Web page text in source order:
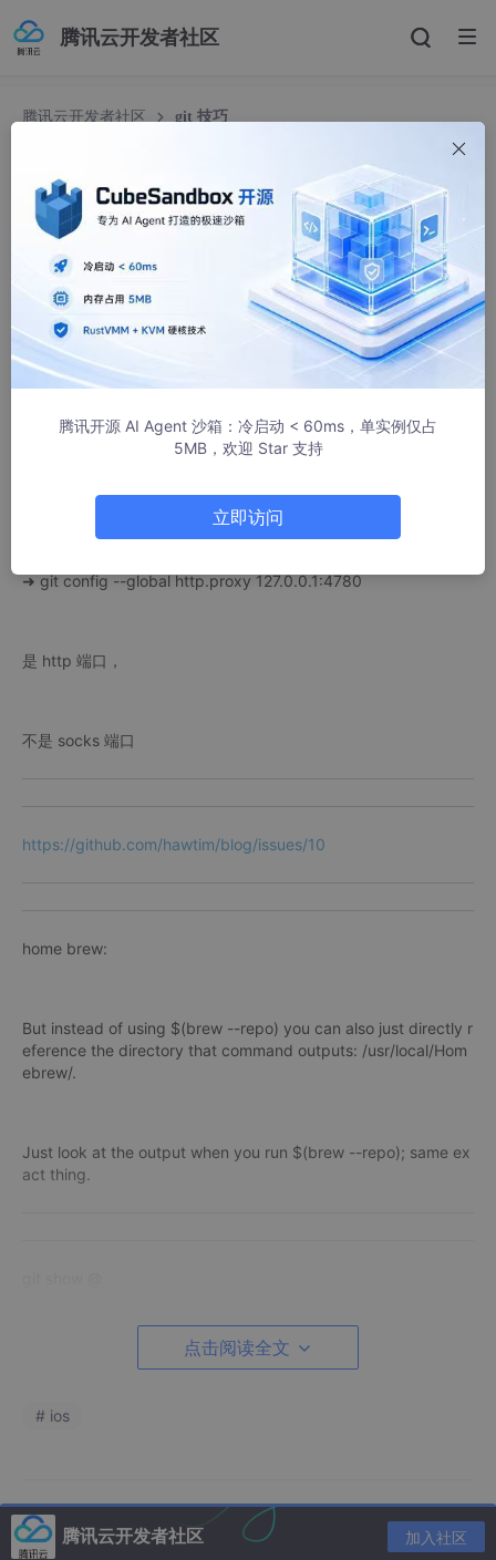
腾讯云开发者社区
腾讯云开发者社区 git 技巧
dengjiangszhan
168人浏览 · 2021-04-09 15:24:48
➜ Music git config --global https.proxy 127.0.0.1:4780
➜ Music git config --global http.proxy 127.0.0.1:4780
git config --global --unset http.proxy
git config --global --unset https.proxy
➜ git config --global http.proxy 127.0.0.1:4780
是 http 端口，
不是 socks 端口
https://github.com/hawtim/blog/issues/10
home brew:
But instead of using $(brew --repo) you can also just directly r
eference the directory that command outputs: /usr/local/Hom
ebrew/.
Just look at the output when you run $(brew --repo); same ex
act thing.
git show HEAD~1
点击阅读全文
# ios
腾讯云开发者社区 加入社区
腾讯开源 AI Agent 沙箱：冷启动 < 60ms，单实例仅占
5MB，欢迎 Star 支持
立即访问